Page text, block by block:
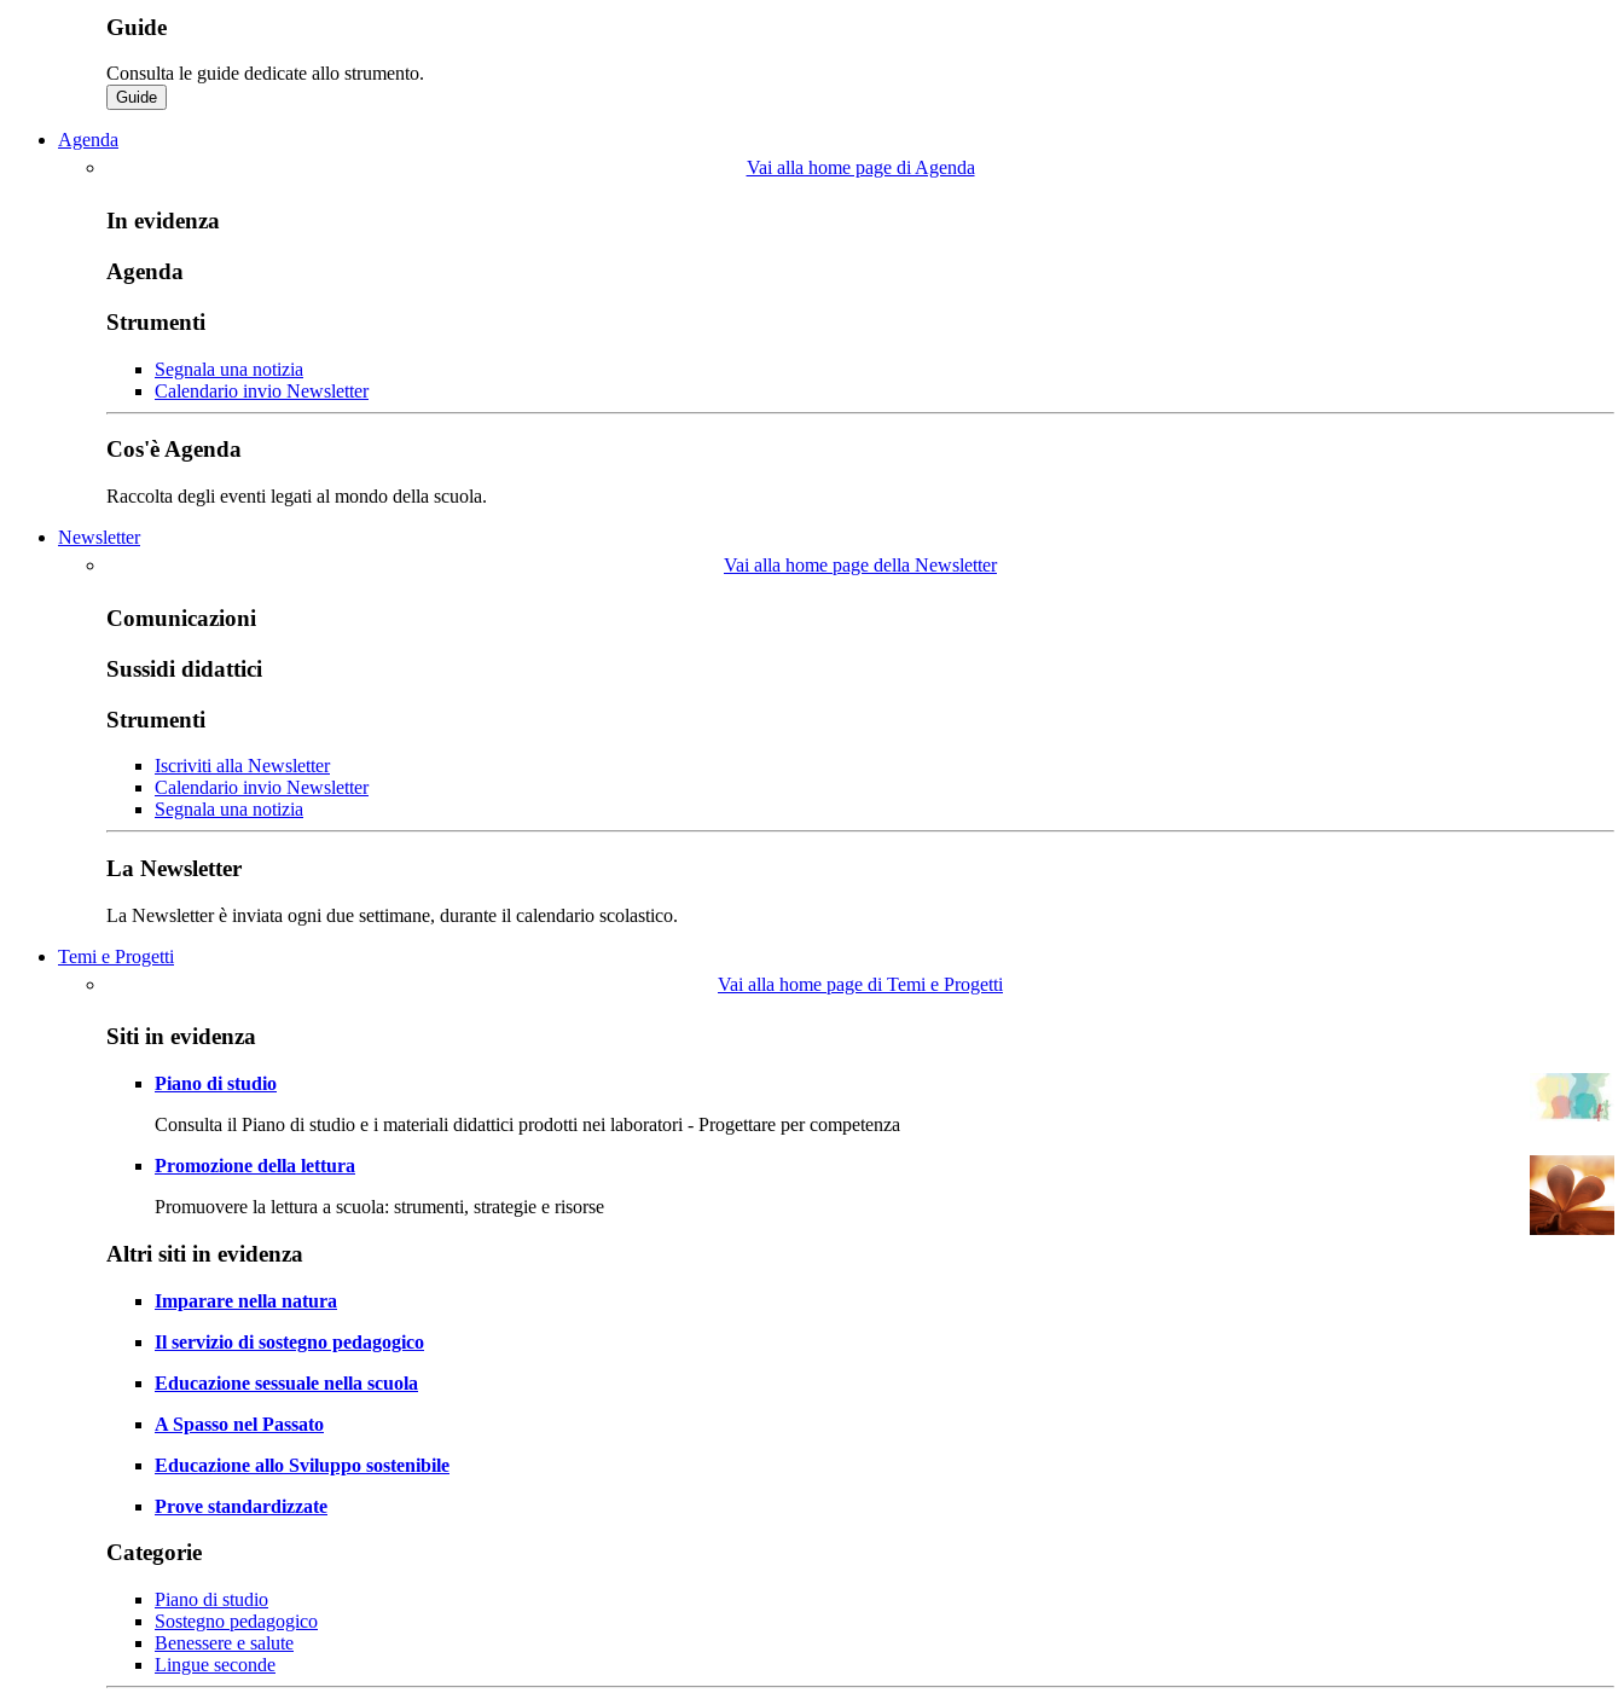
Guide
Consulta le guide dedicate allo strumento.
Guide
Agenda
Vai alla home page di Agenda
In evidenza
Agenda
Strumenti
Segnala una notizia
Calendario invio Newsletter
Cos'è Agenda
Raccolta degli eventi legati al mondo della scuola.
Newsletter
Vai alla home page della Newsletter
Comunicazioni
Sussidi didattici
Strumenti
Iscriviti alla Newsletter
Calendario invio Newsletter
Segnala una notizia
La Newsletter
La Newsletter è inviata ogni due settimane, durante il calendario scolastico.
Temi e Progetti
Vai alla home page di Temi e Progetti
Siti in evidenza
Piano di studio
Consulta il Piano di studio e i materiali didattici prodotti nei laboratori - Progettare per competenza
Promozione della lettura
Promuovere la lettura a scuola: strumenti, strategie e risorse
Altri siti in evidenza
Imparare nella natura
Il servizio di sostegno pedagogico
Educazione sessuale nella scuola
A Spasso nel Passato
Educazione allo Sviluppo sostenibile
Prove standardizzate
Categorie
Piano di studio
Sostegno pedagogico
Benessere e salute
Lingue seconde